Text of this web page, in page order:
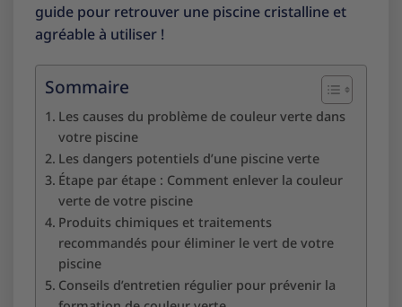
guide pour retrouver une piscine cristalline et
agréable à utiliser !
Sommaire
Les causes du problème de couleur verte dans
votre piscine
Les dangers potentiels d’une piscine verte
Étape par étape : Comment enlever la couleur
verte de votre piscine
Produits chimiques et traitements
recommandés pour éliminer le vert de votre
piscine
Conseils d’entretien régulier pour prévenir la